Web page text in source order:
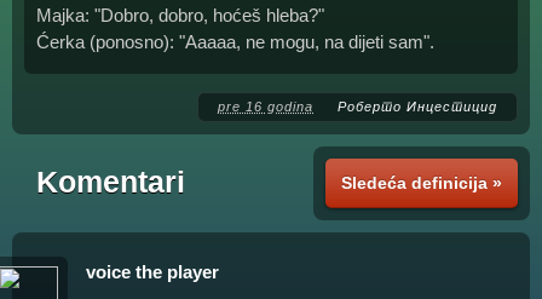
Majka: "Dobro, dobro, hoćeš hleba?"
Ćerka (ponosno): "Aaaaa, ne mogu, na dijeti sam".
pre 16 godina Роберто Инцестицид
Sledeća definicija »
Komentari
voice the player